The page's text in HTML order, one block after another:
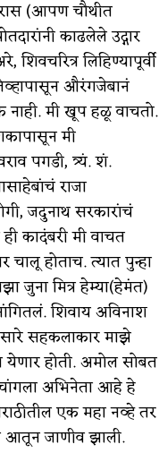
(आपण चौथीत
काढलेले उद्गार
शिवचरित्र लिहिण्यापूर्वी
औरंगजेबानं
मी खूप हळू वाचतो.
मी
पगडी, त्र्यं. शं.
राजा
जदुनाथ सरकारांचं
कादंबरी मी वाचत
होताच. त्यात पुन्हा
जुना मित्र हेम्या(हेमंत)
शिवाय अविनाश
सहकलाकार माझे
येणार होती. अमोल सोबत
अभिनेता आहे हे
एक महा नव्हे तर
जाणीव झाली.